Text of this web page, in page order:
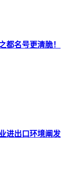
都名号更清脆！
进出口环境阐发